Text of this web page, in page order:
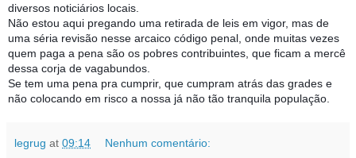
diversos noticiários locais.
Não estou aqui pregando uma retirada de leis em vigor, mas de
uma séria revisão nesse arcaico código penal, onde muitas vezes
quem paga a pena são os pobres contribuintes, que ficam a mercê
dessa corja de vagabundos.
Se tem uma pena pra cumprir, que cumpram atrás das grades e
não colocando em risco a nossa já não tão tranquila população.
legrug at 09:14 Nenhum comentário: